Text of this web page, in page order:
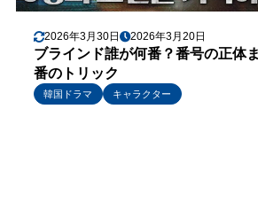
2026年3月30日 2026年3月20日
ブラインド誰が何番？番号の正体
番のトリック
韓国ドラマ
キャラクター